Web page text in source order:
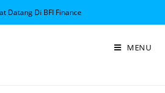
Datang Di BFI Finance
MENU